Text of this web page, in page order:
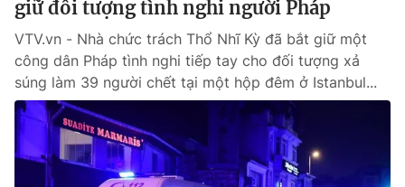
VTV9 VTV8
Liên hệ tòa soạn English
THỜI BÁO VTV
giữ đối tượng tình nghi người Pháp
VTV.vn - Nhà chức trách Thổ Nhĩ Kỳ đã bắt giữ một
công dân Pháp tình nghi tiếp tay cho đối tượng xả
súng làm 39 người chết tại một hộp đêm ở Istanbul...